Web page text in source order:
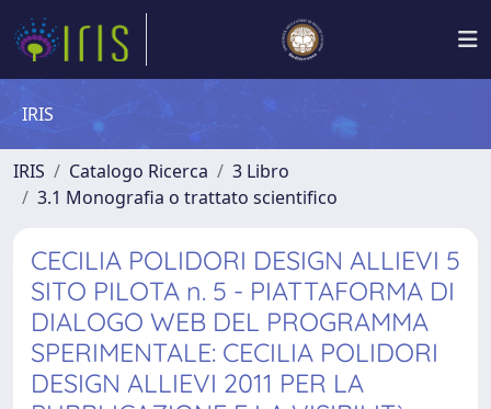
IRIS
IRIS Catalogo Ricerca
3 Libro
3.1 Monografia o trattato scientifico
CECILIA POLIDORI DESIGN ALLIEVI 5
SITO PILOTA n. 5 - PIATTAFORMA DI
DIALOGO WEB DEL PROGRAMMA
SPERIMENTALE: CECILIA POLIDORI
DESIGN ALLIEVI 2011 PER LA